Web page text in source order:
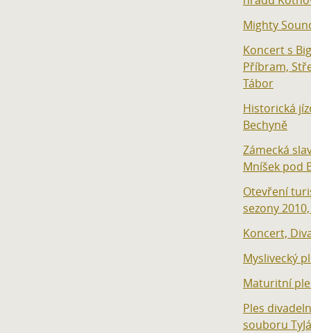
Mighty
Koncert s
Příbram,
Tábor
Historická
Bechyně
Zámecká
Mníšek pod
Otevření
sezony
Koncert,
Myslivecký
Maturitní
Ples
souboru